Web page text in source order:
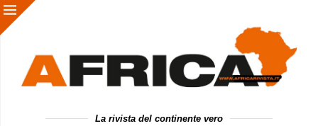
La rivista del continente vero